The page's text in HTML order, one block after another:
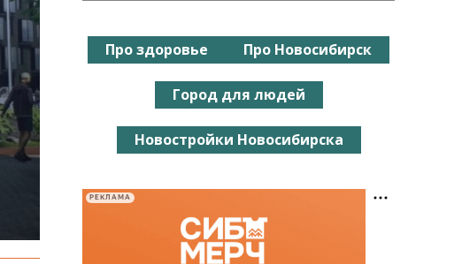
Про здоровье Про Новосибирск
Город для людей
Новостройки Новосибирска
РЕКЛАМА